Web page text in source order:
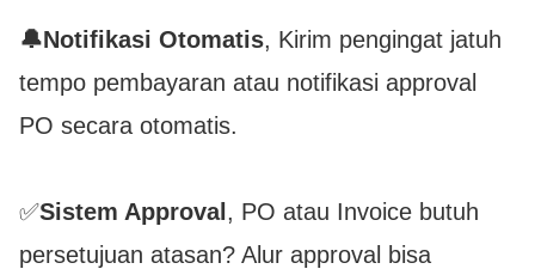
🔔Notifikasi Otomatis, Kirim pengingat jatuh
tempo pembayaran atau notifikasi approval
PO secara otomatis.
✅Sistem Approval , PO atau Invoice butuh
persetujuan atasan? Alur approval bisa